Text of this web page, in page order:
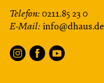
Telefon: 0211.85 23 0
E-Mail: info@dhaus.de